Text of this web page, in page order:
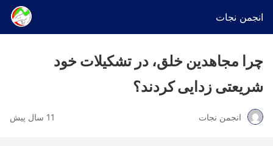
انجمن نجات
چرا مجاهدین خلق، در تشکیلات خود
شریعتی زدایی کردند؟
انجمن نجات 11 سال پیش